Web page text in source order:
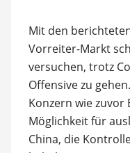
Mit den
Vorreiter-Markt
versuchen, trotz
Offensive zu
Konzern wie zuvor
Möglichkeit für
China, die